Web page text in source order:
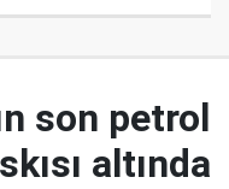
son petrol
altında